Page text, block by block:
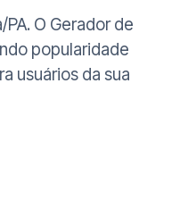
O Gerador de
popularidade
usuários da sua